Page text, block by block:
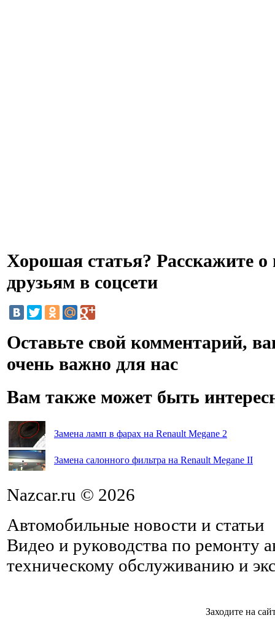
Хорошая статья? Расскажите о
друзьям в соцсети
Оставьте свой комментарий,
очень важно для нас
Вам также может быть
Замена ламп в фарах на Renault Megane 2
Замена салонного фильтра на Renault Megane II
Nazcar.ru © 2026
Автомобильные новости и статьи
Видео и руководства по ремонту
техническому обслуживанию и
Заходите на